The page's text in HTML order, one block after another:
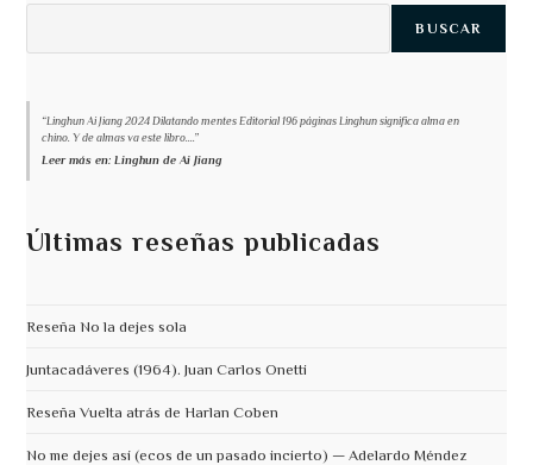
BUSCAR
“Linghun Ai Jiang 2024 Dilatando mentes Editorial 196 páginas Linghun significa alma en
chino. Y de almas va este libro....”
Leer más en: Linghun de Ai Jiang
Últimas reseñas publicadas
Reseña No la dejes sola
Juntacadáveres (1964). Juan Carlos Onetti
Reseña Vuelta atrás de Harlan Coben
No me dejes así (ecos de un pasado incierto) — Adelardo Méndez